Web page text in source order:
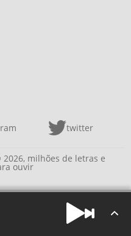
twitter
milhões de letras e
ouvir